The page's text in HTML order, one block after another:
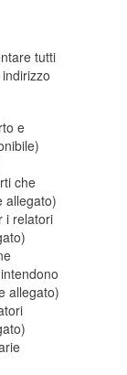
tutti
e
che
allegato)
i relatori
allegato)